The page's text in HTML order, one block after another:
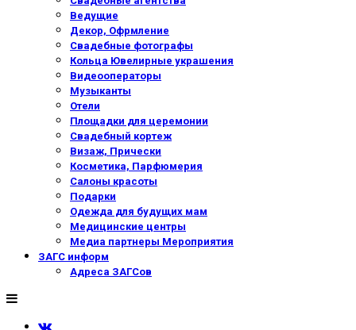
Ведущие
Декор, Офрмление
Свадебные фотографы
Кольца Ювелирные украшения
Видеооператоры
Музыканты
Отели
Площадки для церемонии
Свадебный кортеж
Визаж, Прически
Косметика, Парфюмерия
Салоны красоты
Подарки
Одежда для будущих мам
Медицинские центры
Медиа партнеры Мероприятия
ЗАГС информ
Адреса ЗАГСов